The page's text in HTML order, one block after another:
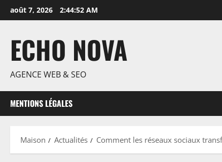
Passer
au
août 7, 2026 2:44:53 AM
ECHO NOVA
AGENCE WEB & SEO
MENTIONS LÉGALES
Maison Actualités Comment les réseaux sociaux